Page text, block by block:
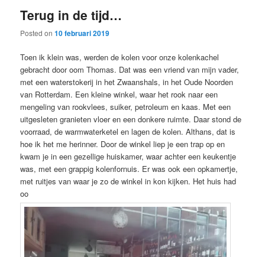
Terug in de tijd…
Posted on10 februari 2019
Toen ik klein was, werden de kolen voor onze kolenkachel
gebracht door oom Thomas. Dat was een vriend van mijn vader,
met een waterstokerij in het Zwaanshals, in het Oude Noorden
van Rotterdam. Een kleine winkel, waar het rook naar een
mengeling van rookvlees, suiker, petroleum en kaas. Met een
uitgesleten granieten vloer en een donkere ruimte. Daar stond de
voorraad, de warmwaterketel en lagen de kolen. Althans, dat is
hoe ik het me herinner. Door de winkel liep je een trap op en
kwam je in een gezellige huiskamer, waar achter een keukentje
was, met een grappig kolenfornuis. Er was ook een opkamertje,
met ruitjes van waar je zo de winkel in kon kijken. Het huis had
oo